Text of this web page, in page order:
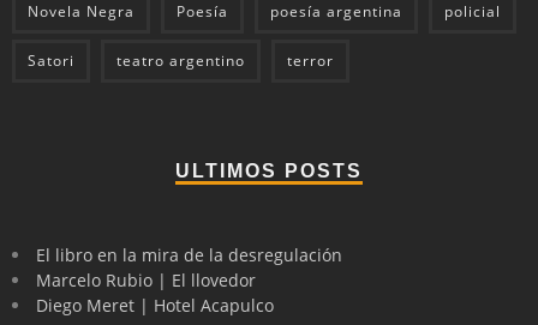
Novela Negra Poesía poesía argentina policial
Satori teatro argentino terror
ULTIMOS POSTS
El libro en la mira de la desregulación
Marcelo Rubio | El llovedor
Diego Meret | Hotel Acapulco